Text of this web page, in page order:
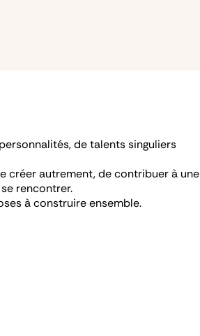
de talents singuliers
créer autrement, de contribuer à une
rencontrer.
à construire ensemble.